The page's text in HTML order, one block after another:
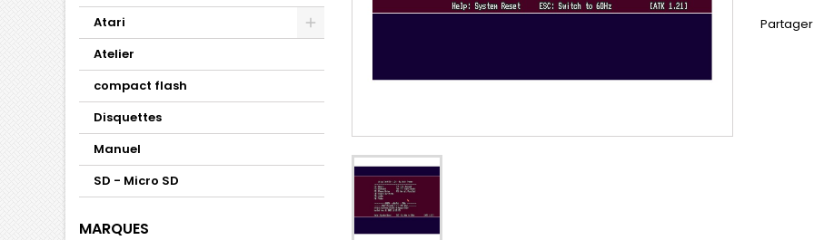
Atari
Atelier
compact flash
Disquettes
Manuel
SD - Micro SD
MARQUES
Partager